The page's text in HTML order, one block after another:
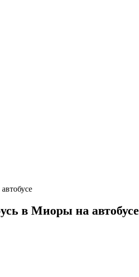
в Миоры на автобусе